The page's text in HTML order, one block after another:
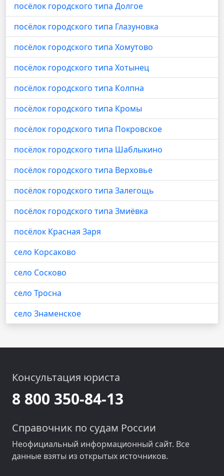
посёлок городского типа Долгое
посёлок городского типа Глазуновка
посёлок городского типа Хомутово
посёлок городского типа Хотынец
посёлок городского типа Колпна
посёлок городского типа Кромы
посёлок городского типа Покровское
посёлок городского типа Шаблыкино
посёлок городского типа Верховье
посёлок городского типа Залегощь
посёлок городского типа Змиёвка
посёлок Красная Заря
село Корсаково
село Сосково
село Тросна
село Знаменское
Консультация юриста
8 800 350-84-13
Справочник по судам России
Неофициальный информационный сайт. Все
данные взяты из открытых источников.